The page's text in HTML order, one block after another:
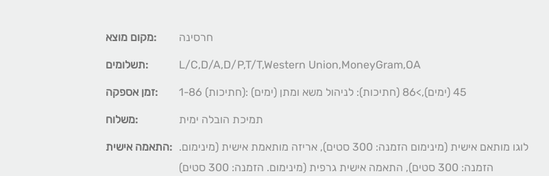
מקום מוצא: חרסינה
תשלומים: L/C,D/A,D/P,T/T,Western Union,MoneyGram,OA
זמן אספקה: 1-86 (חתיכות): 45 (ימים),>86 (חתיכות): לניהול משא ומתן (ימים)
משלוח: תמיכת הובלה ימית
התאמה אישית: לוגו מותאם אישית (מינימום הזמנה: 300 סטים), אריזה מותאמת אישית (מינימום.
הזמנה: 300 סטים), התאמה אישית גרפית (מינימום. הזמנה: 300 סטים)